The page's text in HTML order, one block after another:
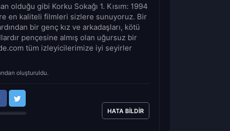
olduğu gibi Korku Sokağı 1. Kısım: 1994
en kaliteli filmleri sizlere sunuyoruz. Bir
bir genç kız ve arkadaşları, kötü
pençesine almış olan uğursuz bir
tüm izleyicilerimize iyi seyirler
oluşturuldu.
HATA BILDIR